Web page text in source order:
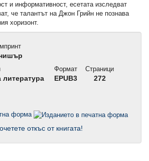
и информативност, есетата изследват
че талантът на Джон Грийн не познава
хоризонт.
литература
Формат
EPUB3
Страници
272
форма
откъс от книгата!